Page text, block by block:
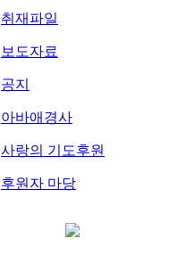
취재파일
보도자료
공지
아바애경사
사랑의 기도후원
후원자 마당